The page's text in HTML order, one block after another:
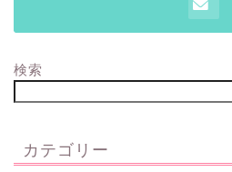
検索
カテゴリー